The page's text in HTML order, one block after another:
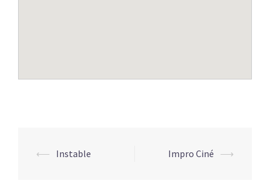
Navigation
⟵ Instable Impro Ciné ⟶